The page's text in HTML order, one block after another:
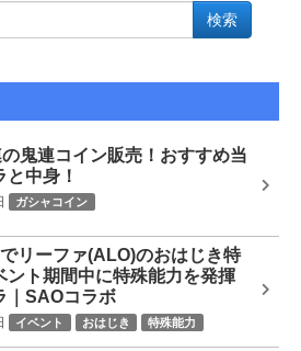
検索
鬼連コイン販売！おすすめ当
と中身！
ガシャコイン
リーファ(ALO)のおはじき特
ント期間中に特殊能力を発揮
｜SAOコラボ
イベント おはじき
特殊能力